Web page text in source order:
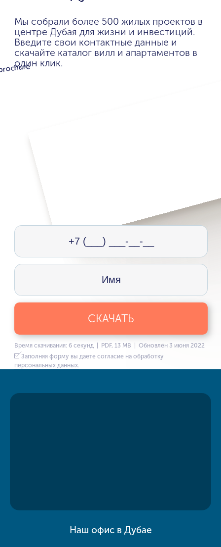
Мы собрали более 500 жилых проектов в
центре Дубая для жизни и инвестиций.
Введите свои контактные данные и
скачайте каталог вилл и апартаментов в
один клик.
СКАЧАТЬ
Время скачивания: 6 секунд | PDF, 13 MB | Обновлён 3 июня 2022
Заполняя форму вы даете согласие на обработку
персональных данных.
Наш офис в Дубае